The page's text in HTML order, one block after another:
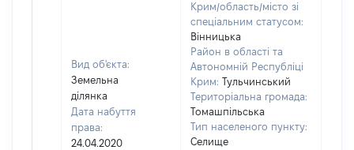
Вид об'єкта:
Земельна
ділянка
Дата набуття
права:
24.04.2020
Крим/область/місто зі
спеціальним статусом:
Вінницька
Район в області та
Автономній Республіці
Крим: Тульчинський
Територіальна громада:
Томашпільська
Тип населеного пункту:
Селище